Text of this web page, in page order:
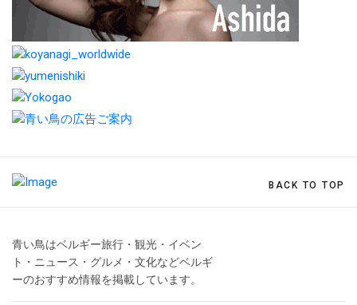
BACK TO TOP
青い鳥はベルギー旅行・観光・イベン
ト・ニュース・グルメ・文化などベルギ
ーのおすすめ情報を掲載しています。